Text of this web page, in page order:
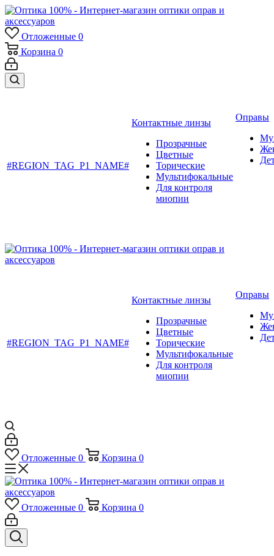
Отложенные 0
Корзина 0
#REGION_TAG_P1_NAME#
Контактные линзы
Прозрачные
Цветные
Торические
Мультифокальные
Для контроля
миопии
Оправы
#REGION_TAG_P1_NAME#
Контактные линзы
Прозрачные
Цветные
Торические
Мультифокальные
Для контроля
миопии
Оправы
Отложенные 0 Корзина 0
Отложенные 0 Корзина 0